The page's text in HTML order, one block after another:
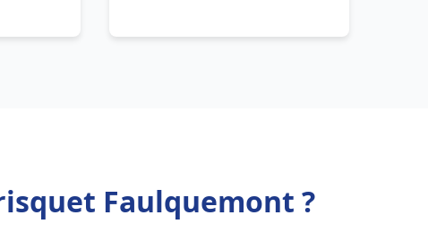
Faulquemont ?